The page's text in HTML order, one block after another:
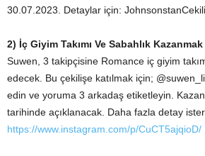
30.07.2023. Detaylar için:
2) İç Giyim Takımı Ve Sabahlık
Suwen, 3 takipçisine Romance iç giyim
edecek. Bu çekilişe katılmak için;
edin ve yoruma 3 arkadaş etiketleyin.
tarihinde açıklanacak. Daha fazla detay
https://www.instagram.com/p/CuCT5ajqioD/